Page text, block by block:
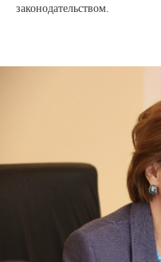
законодательством.